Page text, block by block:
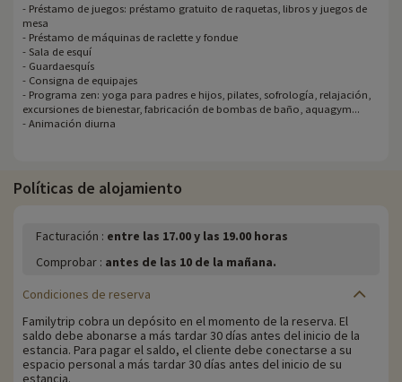
- Préstamo de juegos: préstamo gratuito de raquetas, libros y juegos de
mesa
- Préstamo de máquinas de raclette y fondue
- Sala de esquí
- Guardaesquís
- Consigna de equipajes
- Programa zen: yoga para padres e hijos, pilates, sofrología, relajación,
excursiones de bienestar, fabricación de bombas de baño, aquagym...
- Animación diurna
Políticas de alojamiento
Facturación : entre las 17.00 y las 19.00 horas
Comprobar : antes de las 10 de la mañana.
Condiciones de reserva
Familytrip cobra un depósito en el momento de la reserva. El
saldo debe abonarse a más tardar 30 días antes del inicio de la
estancia. Para pagar el saldo, el cliente debe conectarse a su
espacio personal a más tardar 30 días antes del inicio de su
estancia.